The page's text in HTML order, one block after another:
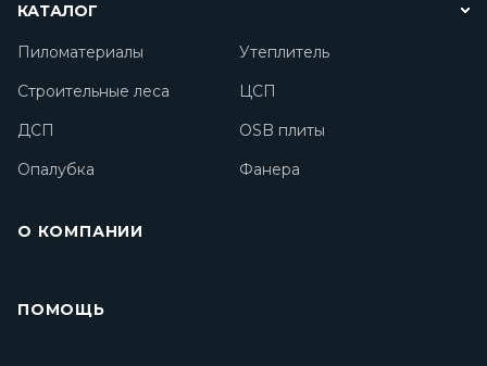
КАТАЛОГ
Пиломатериалы
Утеплитель
Строительные леса
ЦСП
ДСП
OSB плиты
Опалубка
Фанера
О КОМПАНИИ
ПОМОЩЬ